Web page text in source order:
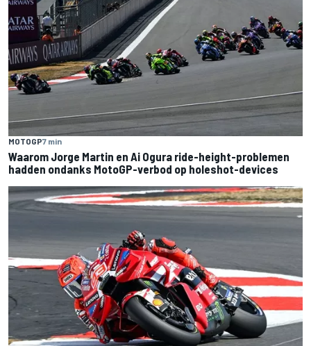
MOTOGP7 min
Waarom Jorge Martin en Ai Ogura ride-height-problemen
hadden ondanks MotoGP-verbod op holeshot-devices